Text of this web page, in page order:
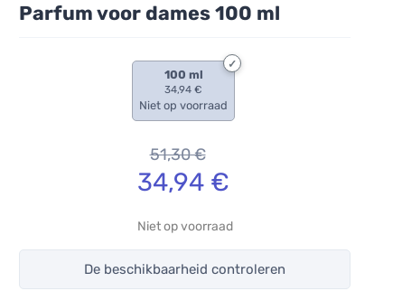
Parfum voor dames 100 ml
100 ml
34,94 €
Niet op voorraad
51,30€
34,94€
Niet op voorraad
De beschikbaarheid controleren